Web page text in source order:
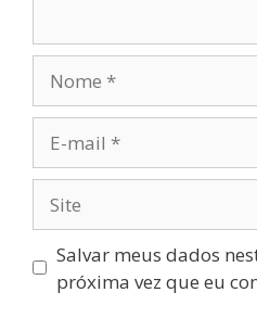
Salvar meus dados
próxima vez que eu